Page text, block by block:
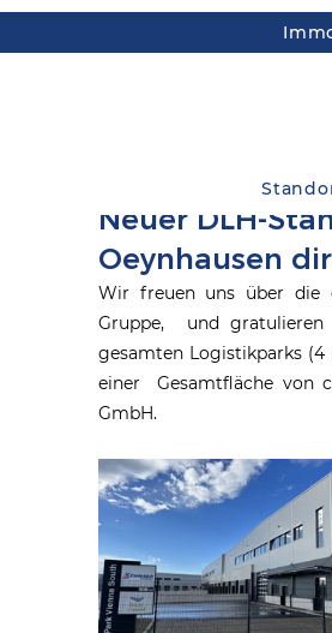
Neuer DLH-
Oeynhausen
Wir freuen uns über die
Gruppe,  und
gesamten Logistikparks (4
einer  Gesamtfläche von
GmbH.